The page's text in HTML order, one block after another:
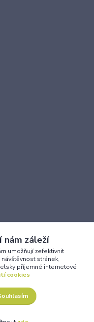
nám záleží
umožňují zefektivnit
stránek,
příjemné internetové
cookies